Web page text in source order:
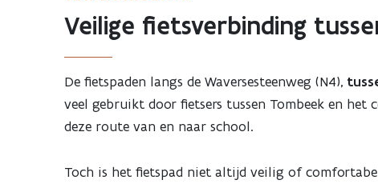
Veilige fietsverbinding
De fietspaden langs de Waversesteenweg (N4),
veel gebruikt door fietsers tussen Tombeek en het
deze route van en naar school.
Toch is het fietspad niet altijd veilig of